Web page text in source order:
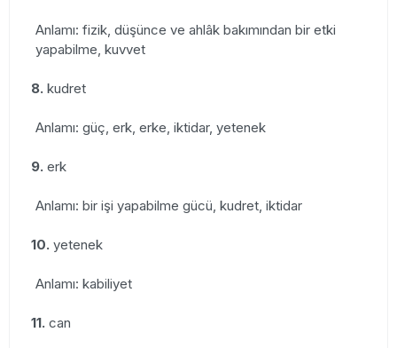
Anlamı: fizik, düşünce ve ahlâk bakımından bir etki
yapabilme, kuvvet
8. kudret
Anlamı: güç, erk, erke, iktidar, yetenek
9. erk
Anlamı: bir işi yapabilme gücü, kudret, iktidar
10. yetenek
Anlamı: kabiliyet
11. can